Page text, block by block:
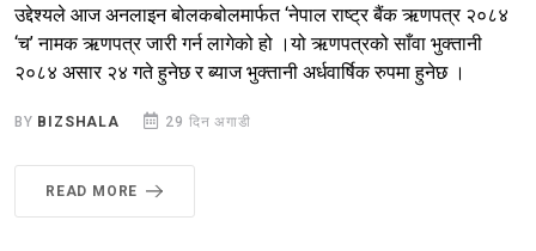
उद्देश्यले आज अनलाइन बोलकबोलमार्फत ‘नेपाल राष्ट्र बैंक ऋणपत्र २०८४
‘च’ नामक ऋणपत्र जारी गर्न लागेको हो ।यो ऋणपत्रको साँवा भुक्तानी
२०८४ असार २४ गते हुनेछ र ब्याज भुक्तानी अर्धवार्षिक रुपमा हुनेछ ।
BY BIZSHALA 29 दिन अगाडी
READ MORE